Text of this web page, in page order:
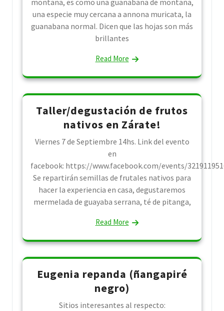
montana, es como una guanabana de montaña,
una especie muy cercana a annona muricata, la
guanabana normal. Dicen que las hojas son más
brillantes
Read More
Taller/degustación de frutos
nativos en Zárate!
Viernes 7 de Septiembre 14hs. Link del evento
en
facebook: https://www.facebook.com/events/
Se repartirán semillas de frutales nativos para
hacer la experiencia en casa, degustaremos
mermelada de guayaba serrana, té de pitanga,
Read More
Eugenia repanda (ñangapiré
negro)
Sitios interesantes al respecto: